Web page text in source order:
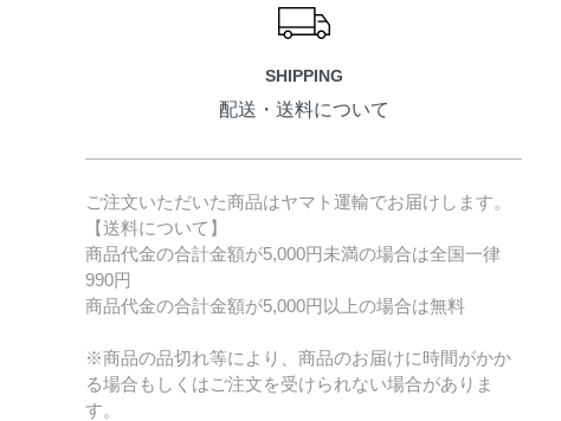
SHIPPING
配送・送料について
ご注文いただいた商品はヤマト運輸でお届けします。
【送料について】
商品代金の合計金額が5,000円未満の場合は全国一律
990円
商品代金の合計金額が5,000円以上の場合は無料
※商品の品切れ等により、商品のお届けに時間がかか
る場合もしくはご注文を受けられない場合がありま
す。